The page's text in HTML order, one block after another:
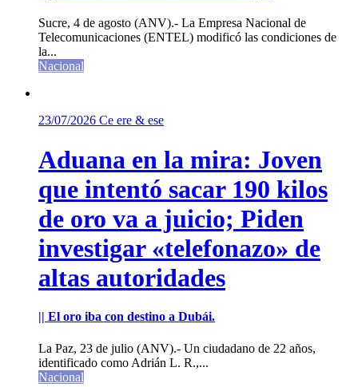
Sucre, 4 de agosto (ANV).- La Empresa Nacional de
Telecomunicaciones (ENTEL) modificó las condiciones de
la...
Nacional
23/07/2026 Ce ere & ese
Aduana en la mira: Joven
que intentó sacar 190 kilos
de oro va a juicio; Piden
investigar «telefonazo» de
altas autoridades
|| El oro iba con destino a Dubái.
La Paz, 23 de julio (ANV).- Un ciudadano de 22 años,
identificado como Adrián L. R.,...
Nacional